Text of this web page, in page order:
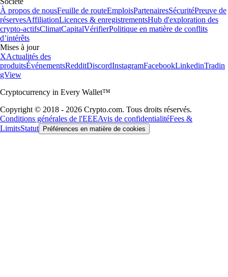
À propos de nousFeuille de routeEmploisPartenairesSécuritéPreuve de
réservesAffiliationLicences & enregistrementsHub d'exploration des
crypto-actifsClimatCapitalVérifierPolitique en matière de conflits
d’intérêts
Mises à jour
XActualités des
produitsÉvénementsRedditDiscordInstagramFacebookLinkedinTradin
gView
Cryptocurrency in Every Wallet™
Copyright © 2018 - 2026 Crypto.com. Tous droits réservés.
Conditions générales de l'EEEAvis de confidentialitéFees &
LimitsStatut Préférences en matière de cookies